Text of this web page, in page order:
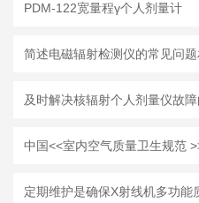
PDM-122宽量程γ个人剂量计